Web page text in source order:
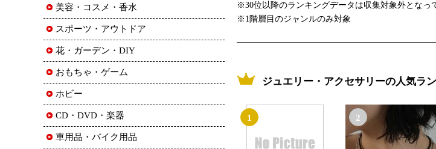
ジ
2026/07/
ジ
※30位以降のランキングデータは収集対象外となっ
※1階層目のジャンルのみ対象
ジュエリー・アクセサリーの人気ラ
1 2
美容・コスメ・香水
スポーツ・アウトドア
花・ガーデン・DIY
おもちゃ・ゲーム
ホビー
CD・DVD・楽器
車用品・バイク用品